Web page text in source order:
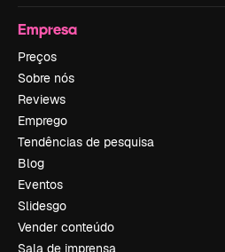
Empresa
Preços
Sobre nós
Reviews
Emprego
Tendências de pesquisa
Blog
Eventos
Slidesgo
Vender conteúdo
Sala de imprensa